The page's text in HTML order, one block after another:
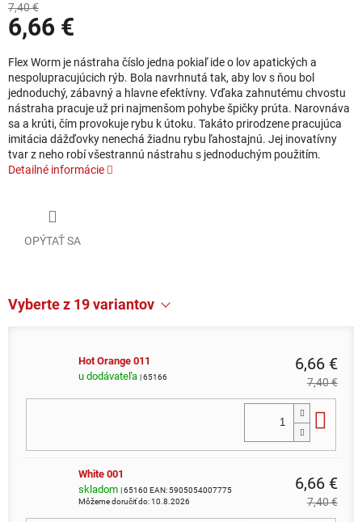
7,40 €
6,66 €
Jednotková cena:
Flex Worm je nástraha číslo jedna pokiaľ ide o lov apatických a
nespolupracujúcich rýb. Bola navrhnutá tak, aby lov s ňou bol
jednoduchý, zábavný a hlavne efektívny. Vďaka zahnutému chvostu
nástraha pracuje už pri najmenšom pohybe špičky prúta. Narovnáva
sa a krúti, čím provokuje rybu k útoku. Takáto prirodzene pracujúca
imitácia dážďovky nenechá žiadnu rybu ľahostajnú. Jej inovatívny
tvar z neho robí všestrannú nástrahu s jednoduchým použitím.
Detailné informácie
OPÝTAŤ SA
Vyberte z 19 variantov
Hot Orange 011
u dodávateľa
| 65166
6,66 €
7,40 €
White 001
skladom | 65160 EAN:5905054007775
Môžeme doručiť do:10.8.2026
6,66 €
7,40 €